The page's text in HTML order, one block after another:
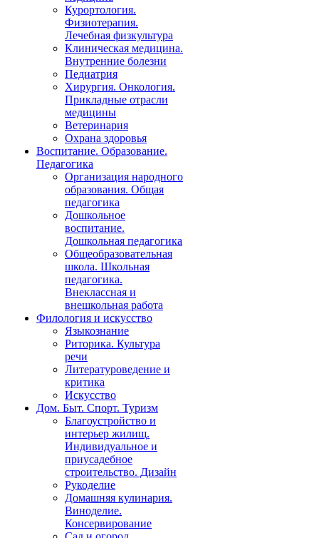
Курортология.
Физиотерапия.
Лечебная физкультура
Клиническая медицина.
Внутренние болезни
Педиатрия
Хирургия. Онкология.
Прикладные отрасли
медицины
Ветеринария
Охрана здоровья
Воспитание. Образование.
Педагогика
Организация народного
образования. Общая
педагогика
Дошкольное
воспитание.
Дошкольная педагогика
Общеобразовательная
школа. Школьная
педагогика.
Внеклассная и
внешкольная работа
Филология и искусство
Языкознание
Риторика. Культура
речи
Литературоведение и
критика
Искусство
Дом. Быт. Спорт. Туризм
Благоустройство и
интерьер жилищ.
Индивидуальное и
приусадебное
строительство. Дизайн
Рукоделие
Домашняя кулинария.
Виноделие.
Консервирование